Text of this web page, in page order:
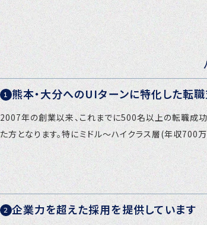
熊本・大分へのUIターンに特化した転
2007年の創業以来、これまでに500名以上の転職成
た方となります。特にミドル～ハイクラス層(年収700
企業力を超えた採用を提供しています